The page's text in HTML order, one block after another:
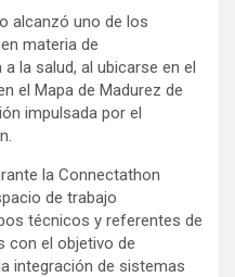
alcanzó uno de los
materia de
la salud, al ubicarse en el
el Mapa de Madurez de
impulsada por el
la Connectathon
de trabajo
técnicos y referentes de
con el objetivo de
integración de sistemas